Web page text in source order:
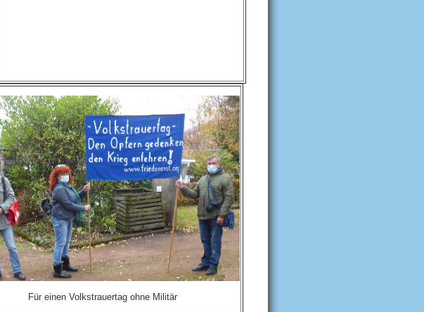
Für einen Volkstrauertag ohne Militär